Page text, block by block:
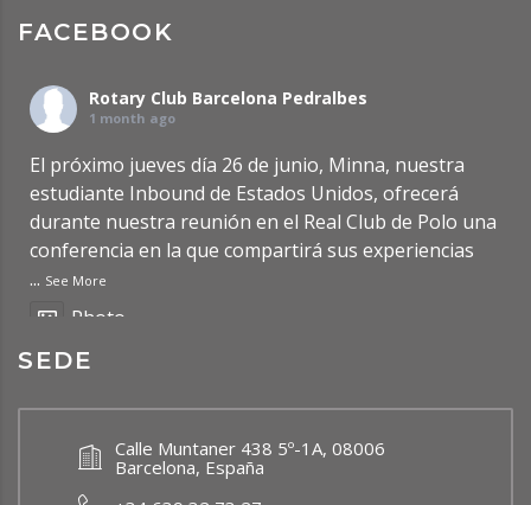
FACEBOOK
Rotary Club Barcelona Pedralbes
1 month ago
El próximo jueves día 26 de junio, Minna, nuestra
estudiante Inbound de Estados Unidos, ofrecerá
durante nuestra reunión en el Real Club de Polo una
conferencia en la que compartirá sus experiencias
... See More
Photo
Ver en Facebook
2 months ago
Updated Post: Premio de Investigación de
SEDE
Calle Muntaner 438 5º-1A, 08006
Barcelona, España